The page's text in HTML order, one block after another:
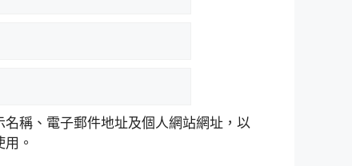
名稱、電子郵件地址及個人網站網址，以
。